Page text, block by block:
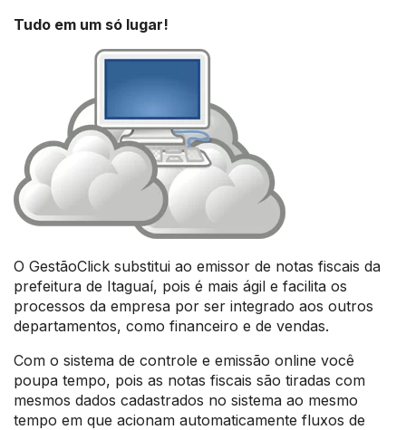
Tudo em um só lugar!
O GestãoClick substitui ao emissor de notas fiscais da
prefeitura de Itaguaí, pois é mais ágil e facilita os
processos da empresa por ser integrado aos outros
departamentos, como financeiro e de vendas.
Com o sistema de controle e emissão online você
poupa tempo, pois as notas fiscais são tiradas com
mesmos dados cadastrados no sistema ao mesmo
tempo em que acionam automaticamente fluxos de